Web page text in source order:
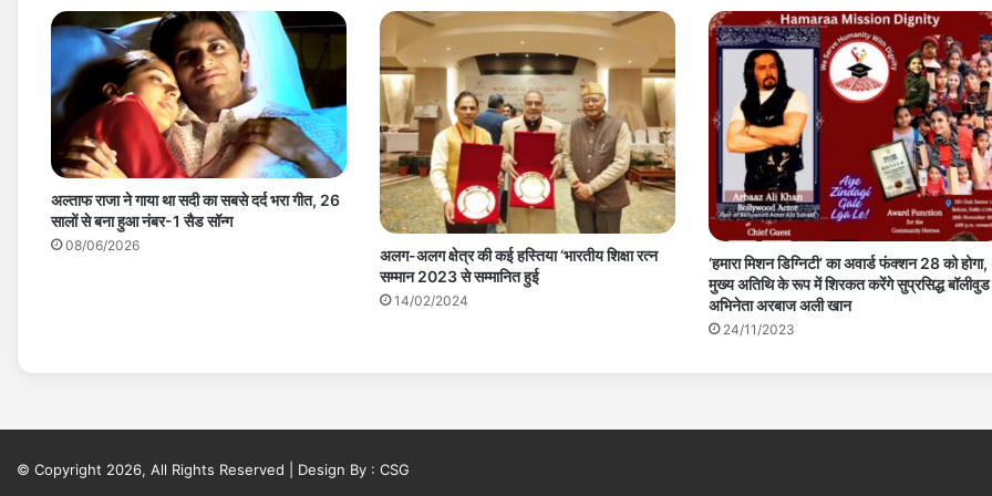
अल्ताफ राजा ने गाया था सदी का सबसे दर्द भरा गीत, 26
सालों से बना हुआ नंबर-1 सैड सॉन्ग
08/06/2026
अलग-अलग क्षेत्र की कई हस्तिया ‘भारतीय शिक्षा रत्न
सम्मान 2023 से सम्मानित हुई
14/02/2024
‘हमारा मिशन डिग्निटी’ का अवार्ड फंक्शन 28 को होगा,
मुख्य अतिथि के रूप में शिरकत करेंगे सुप्रसिद्ध बॉलीवुड
अभिनेता अरबाज अली खान
24/11/2023
© Copyright 2026, All Rights Reserved | Design By : CSG